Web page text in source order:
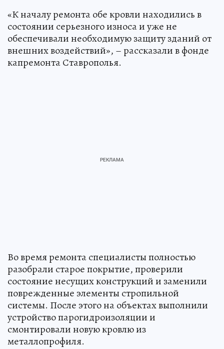
«К началу ремонта обе кровли находились в
состоянии серьезного износа и уже не
обеспечивали необходимую защиту зданий от
внешних воздействий», – рассказали в фонде
капремонта Ставрополья.
Во время ремонта специалисты полностью
разобрали старое покрытие, проверили
состояние несущих конструкций и заменили
поврежденные элементы стропильной
системы. После этого на объектах выполнили
устройство парогидроизоляции и
смонтировали новую кровлю из
металлопрофиля.